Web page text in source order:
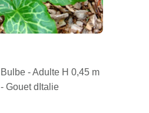
Bulbe - Adulte H 0,45 m
- Gouet dItalie